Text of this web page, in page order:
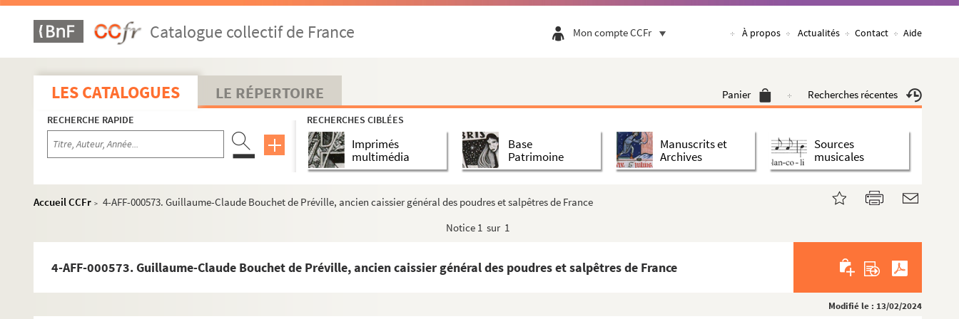
Catalogue collectif de France Mon compte CCFr À propos Actualités Contact Aide
LES CATALOGUES LE RÉPERTOIRE Panier Recherches récentes
RECHERCHE RAPIDE RECHERCHES CIBLÉES
Imprimés
multimédia
Base
Patrimoine
Manuscrits et
Archives
Sources
musicales
Accueil CCFr > 4-AFF-000573. Guillaume-Claude Bouchet de Préville, ancien caissier général des poudres et salpêtres de France
Notice 1 sur 1
4-AFF-000573. Guillaume-Claude Bouchet de Préville, ancien caissier général des poudres et salpêtres de France
Modifié le : 13/02/2024
Actes royaux
Actes administratifs et judiciaires
Enseignement
Placards mortuaires
Paris
1erarrondissement
e